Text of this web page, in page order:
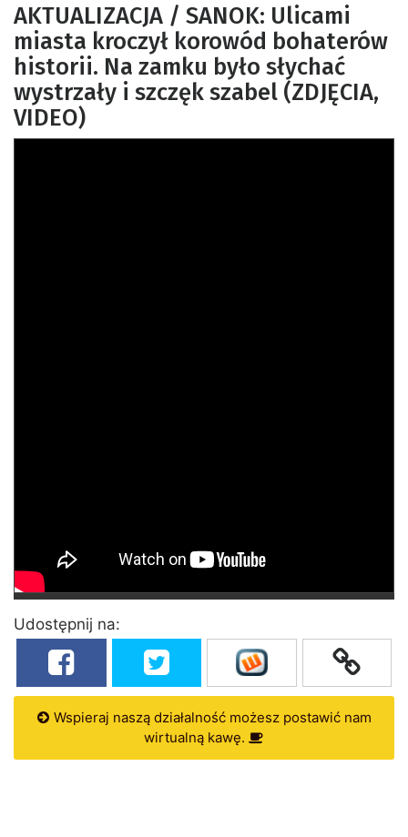
AKTUALIZACJA / SANOK: Ulicami
miasta kroczył korowód bohaterów
historii. Na zamku było słychać
wystrzały i szczęk szabel (ZDJĘCIA,
VIDEO)
Udostępnij na:
Wspieraj naszą działalność możesz postawić nam
wirtualną kawę.